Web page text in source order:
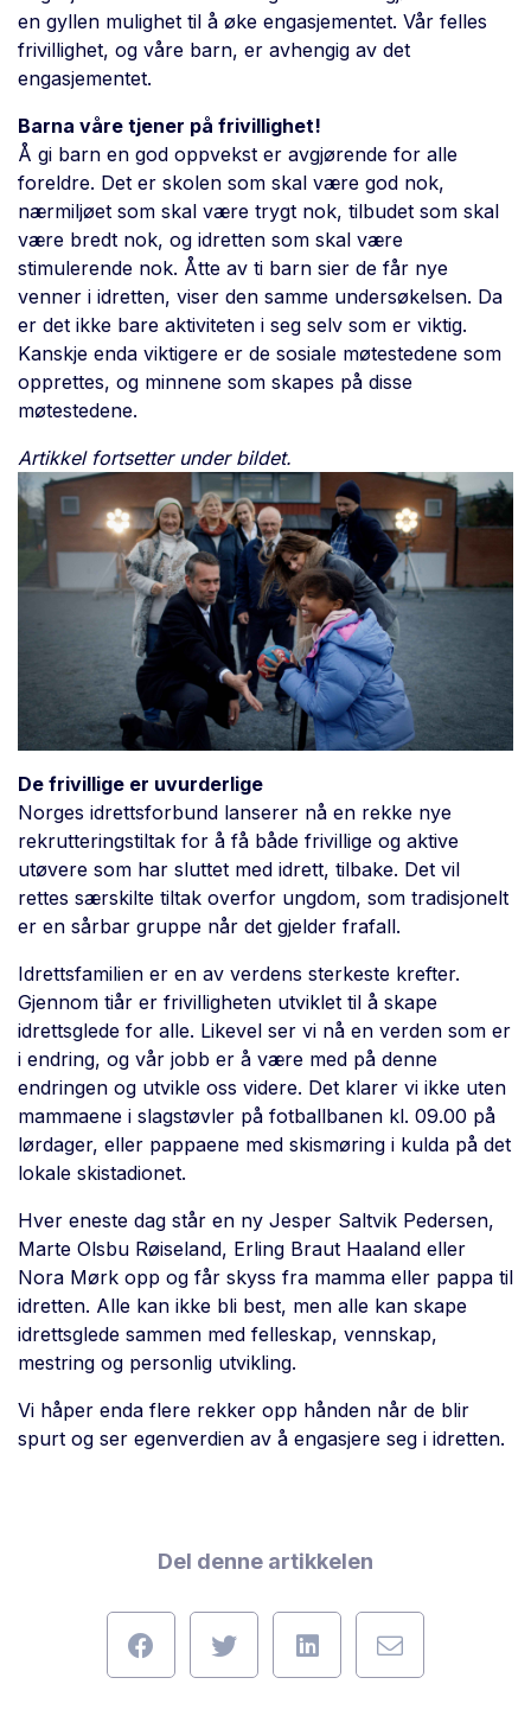
en gyllen mulighet til å øke engasjementet. Vår felles
frivillighet, og våre barn, er avhengig av det
engasjementet.
Barna våre tjener på frivillighet!
Å gi barn en god oppvekst er avgjørende for alle
foreldre. Det er skolen som skal være god nok,
nærmiljøet som skal være trygt nok, tilbudet som skal
være bredt nok, og idretten som skal være
stimulerende nok. Åtte av ti barn sier de får nye
venner i idretten, viser den samme undersøkelsen. Da
er det ikke bare aktiviteten i seg selv som er viktig.
Kanskje enda viktigere er de sosiale møtestedene som
opprettes, og minnene som skapes på disse
møtestedene.
Artikkel fortsetter under bildet.
De frivillige er uvurderlige
Norges idrettsforbund lanserer nå en rekke nye
rekrutteringstiltak for å få både frivillige og aktive
utøvere som har sluttet med idrett, tilbake. Det vil
rettes særskilte tiltak overfor ungdom, som tradisjonelt
er en sårbar gruppe når det gjelder frafall.
Idrettsfamilien er en av verdens sterkeste krefter.
Gjennom tiår er frivilligheten utviklet til å skape
idrettsglede for alle. Likevel ser vi nå en verden som er
i endring, og vår jobb er å være med på denne
endringen og utvikle oss videre. Det klarer vi ikke uten
mammaene i slagstøvler på fotballbanen kl. 09.00 på
lørdager, eller pappaene med skismøring i kulda på det
lokale skistadionet.
Hver eneste dag står en ny Jesper Saltvik Pedersen,
Marte Olsbu Røiseland, Erling Braut Haaland eller
Nora Mørk opp og får skyss fra mamma eller pappa til
idretten. Alle kan ikke bli best, men alle kan skape
idrettsglede sammen med felleskap, vennskap,
mestring og personlig utvikling.
Vi håper enda flere rekker opp hånden når de blir
spurt og ser egenverdien av å engasjere seg i idretten.
Del denne artikkelen